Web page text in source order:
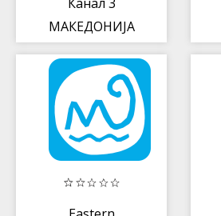
МАКЕДОНИЈА